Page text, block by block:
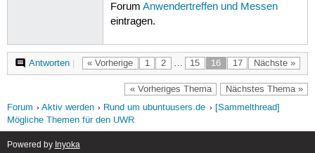
Forum Anwendertreffen und Messen
eintragen.
« Vorherige 1 2 … 15 16 17 Nächste »
Antworten|
« Vorheriges Thema Nächstes Thema »
Forum Aktiv werden Rund um ubuntuusers.de
[Sammelthread]
Mögliche Themen für den UWR
Powered by Inyoka